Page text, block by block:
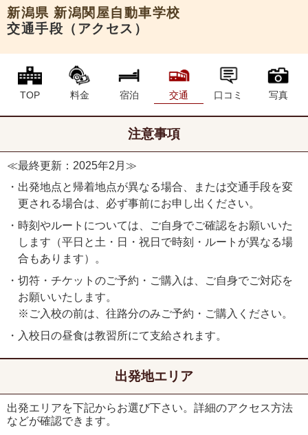
新潟県 新潟関屋自動車学校
交通手段（アクセス）
TOP 料金 宿泊 交通 口コミ 写真
注意事項
≪最終更新：2025年2月≫
・出発地点と帰着地点が異なる場合、または交通手段を変
更される場合は、必ず事前にお申し出ください。
・時刻やルートについては、ご自身でご確認をお願いいた
します（平日と土・日・祝日で時刻・ルートが異なる場
合もあります）。
・切符・チケットのご予約・ご購入は、ご自身でご対応を
お願いいたします。
※ご入校の前は、往路分のみご予約・ご購入ください。
・入校日の昼食は教習所にて支給されます。
出発地エリア
出発エリアを下記からお選び下さい。詳細のアクセス方法
などが確認できます。